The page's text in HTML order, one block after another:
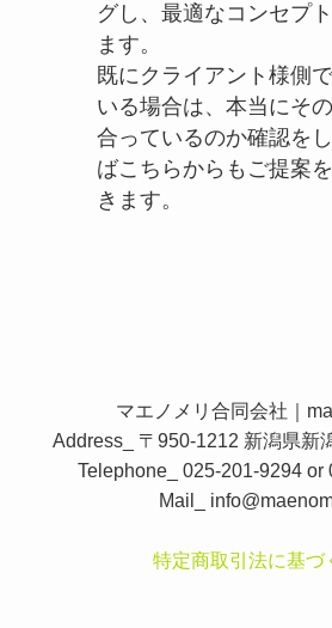
グし、最適なコンセプ
ます。
既にクライアント様側
いる場合は、本当にそ
合っているのか確認を
ばこちらからもご提案
きます。
マエノメリ合同会社｜
Address_ 〒950-1212 新潟県新
Telephone_ 025-201-9294 or
Mail_
特定商取引法に基づ